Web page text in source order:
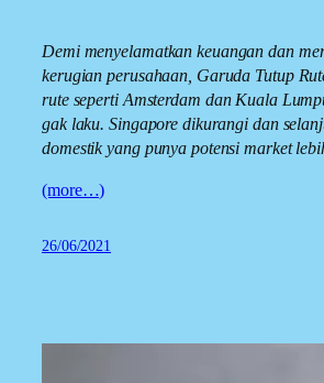
Demi menyelamatkan keuangan dan
kerugian perusahaan, Garuda Tutup
rute seperti Amsterdam dan Kuala
gak laku. Singapore dikurangi dan
domestik yang punya potensi market
(more…)
26/06/2021